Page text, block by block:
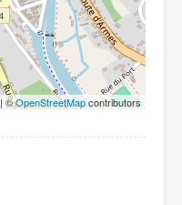
| ©OpenStreetMapcontributors